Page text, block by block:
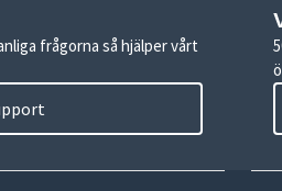
frågorna så hjälper vårt